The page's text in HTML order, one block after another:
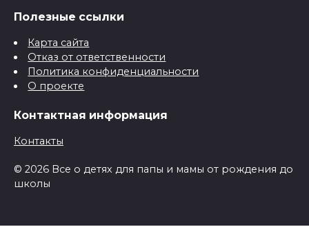
Полезные ссылки
Карта сайта
Отказ от ответственности
Политика конфиденциальности
О проекте
Контактная информация
Контакты
© 2026 Все о детях для папы и мамы от рождения до
школы